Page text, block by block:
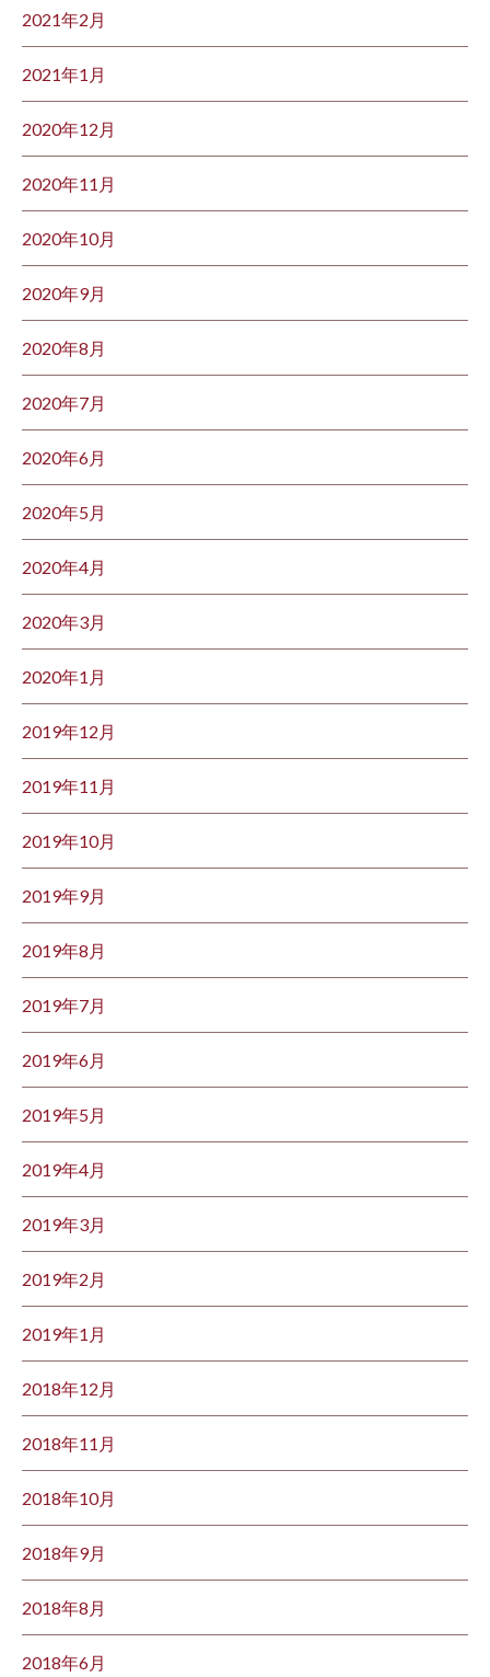
2021年2月
2021年1月
2020年12月
2020年11月
2020年10月
2020年9月
2020年8月
2020年7月
2020年6月
2020年5月
2020年4月
2020年3月
2020年1月
2019年12月
2019年11月
2019年10月
2019年9月
2019年8月
2019年7月
2019年6月
2019年5月
2019年4月
2019年3月
2019年2月
2019年1月
2018年12月
2018年11月
2018年10月
2018年9月
2018年8月
2018年6月